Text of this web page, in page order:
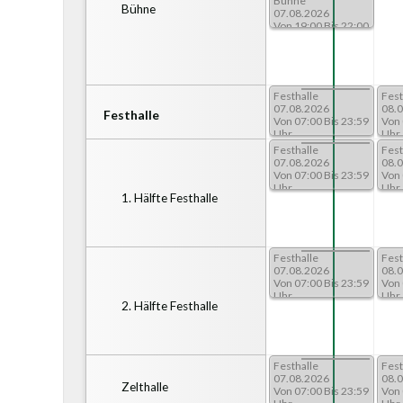
Bühne
Festhalle
1. Hälfte Festhalle
2. Hälfte Festhalle
Zelthalle
07.08.2026
Von 19:00 Bis 22:00
Festhalle
07.08.2026
Von 07:00 Bis 23:59
Uhr
Von
Uhr
Festhalle
07.08.2026
Von 07:00 Bis 23:59
Uhr
Von
Uhr
Festhalle
07.08.2026
Von 07:00 Bis 23:59
Uhr
Von
Uhr
Von 07:00 Bis 23:59
Festhalle
07.08.2026
Von 07:00 Bis 23:59
Von